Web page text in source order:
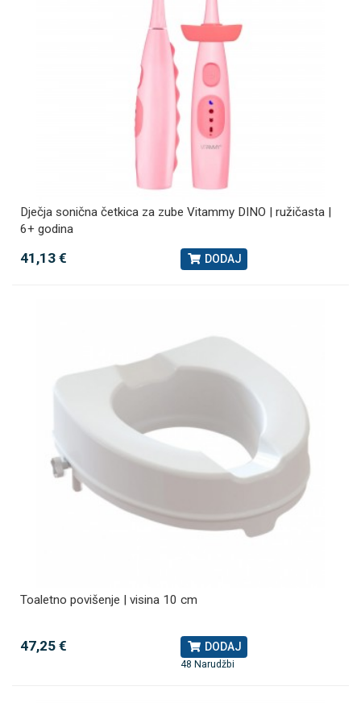
Dječja sonična četkica za zube Vitammy DINO | ružičasta |
6+ godina
41,13 € DODAJ
Toaletno povišenje | visina 10 cm
47,25 € DODAJ
48 Narudžbi